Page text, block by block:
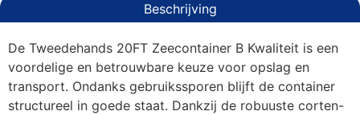
Beschrijving
De Tweedehands 20FT Zeecontainer B Kwaliteit is een
voordelige en betrouwbare keuze voor opslag en
transport. Ondanks gebruikssporen blijft de container
structureel in goede staat. Dankzij de robuuste corten-